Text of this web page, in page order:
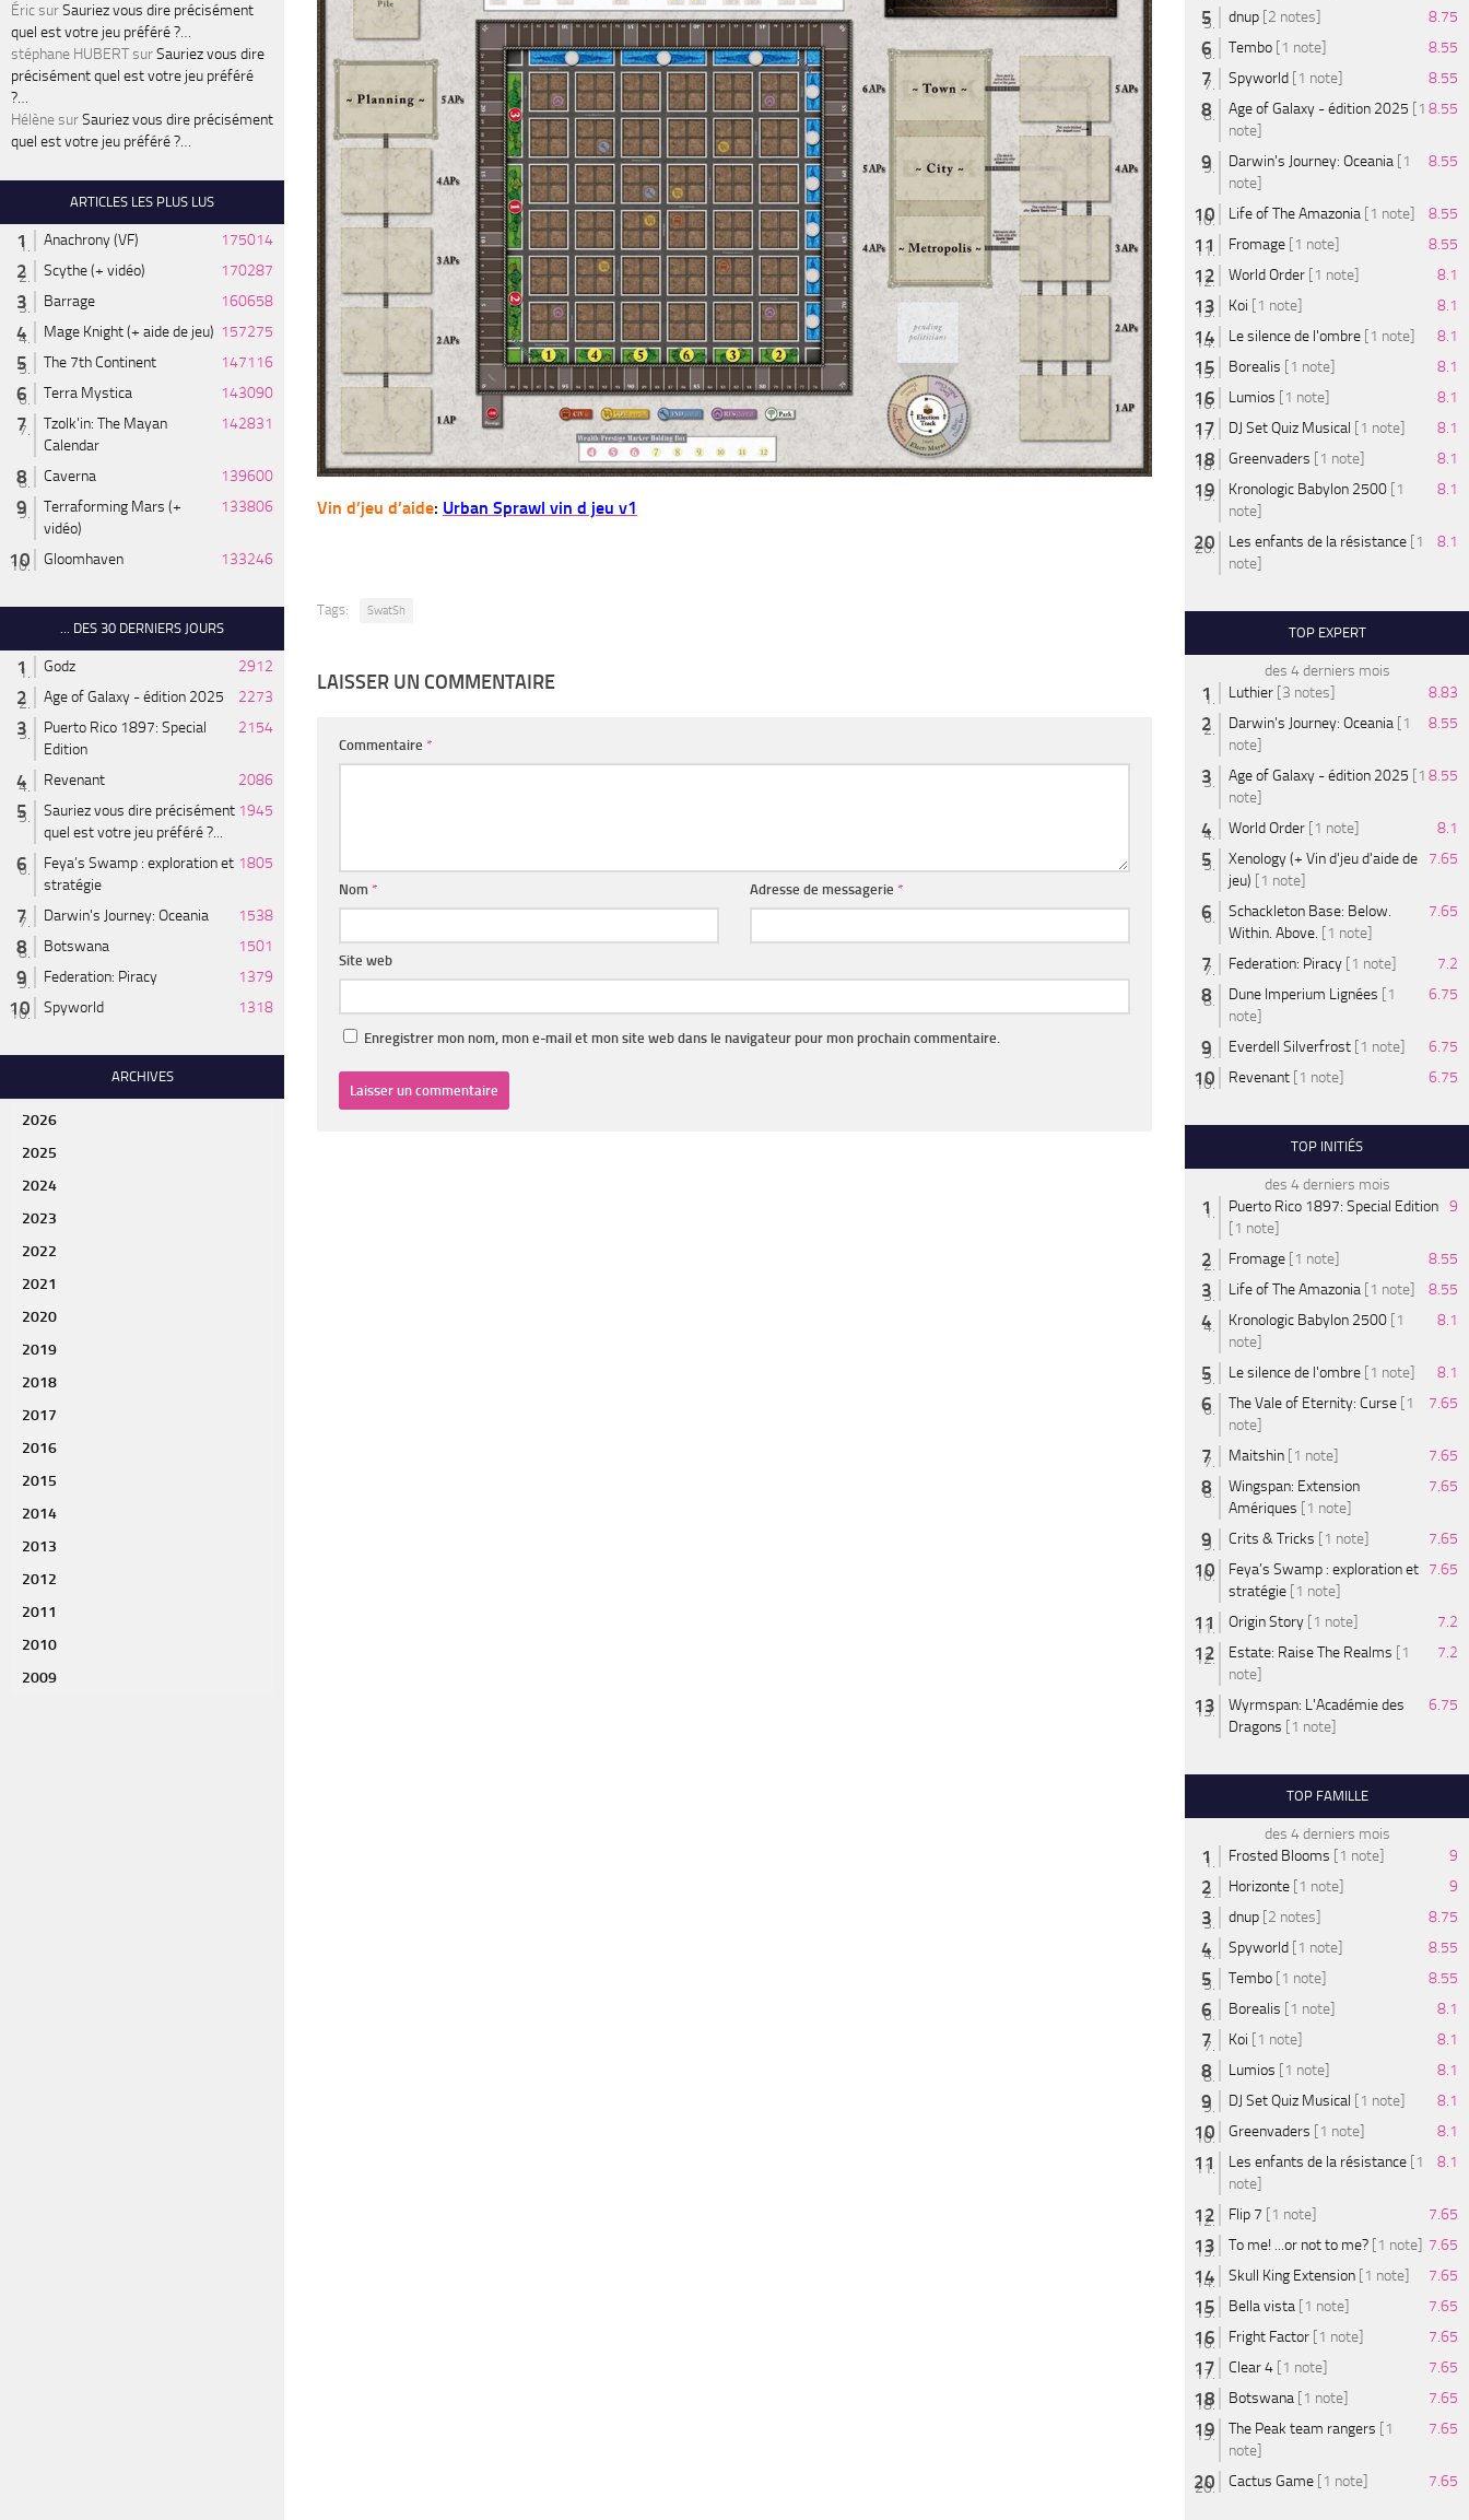
Vin d’jeu d’aide: Urban Sprawl vin d jeu v1
Tags: SwatSh
LAISSER UN COMMENTAIRE
Commentaire *
Nom * Adresse de messagerie*
Site web
Enregistrer mon nom, mon e-mail et mon site web dans le navigateur pour mon prochain commentaire.
ÉricsurSauriez vous dire précisément
quel est votre jeu préféré ?…
stéphane HUBERTsurSauriez vous dire
précisément quel est votre jeu préféré
?…
HélènesurSauriez vous dire précisément
quel est votre jeu préféré ?…
ARTICLES LES PLUS LUS
Anachrony (VF)
175014
Scythe (+ vidéo)
170287
Barrage
160658
Mage Knight (+ aide de jeu) 157275
The 7th Continent
147116
Terra Mystica
143090
Tzolk'in: The Mayan
Calendar
142831
Caverna
139600
Terraforming Mars (+
vidéo)
133806
Gloomhaven 133246
... DES 30 DERNIERS JOURS
Godz
2912
Age of Galaxy - édition 2025
2273
Puerto Rico 1897: Special
Edition
2154
Revenant
2086
Sauriez vous dire précisément
quel est votre jeu préféré ?...
1945
Feya’s Swamp : exploration et
stratégie
1805
Darwin's Journey: Oceania
1538
Botswana
1501
Federation: Piracy
1379
Spyworld
1318
ARCHIVES
2026
2025
2024
2023
2022
2021
2020
2019
2018
2017
2016
2015
2014
2013
2012
2011
2010
2009
dnup [2 notes]
8.75
Tembo [1 note]
8.55
Spyworld [1 note]
8.55
Age of Galaxy - édition 2025 [1
note]
8.55
Darwin's Journey: Oceania [1
note]
8.55
Life of The Amazonia [1 note]
8.55
Fromage [1 note]
8.55
World Order [1 note]
8.1
Koi [1 note]
8.1
Le silence de l'ombre [1 note]
8.1
Borealis [1 note]
8.1
Lumios [1 note]
8.1
DJ Set Quiz Musical [1 note]
8.1
Greenvaders [1 note]
8.1
Kronologic Babylon 2500 [1
note]
8.1
Les enfants de la résistance [1
note]
8.1
TOP EXPERT
des 4 derniers mois
Luthier [3 notes]
8.83
Darwin's Journey: Oceania [1
note]
8.55
Age of Galaxy - édition 2025 [1
note]
8.55
World Order [1 note]
8.1
Xenology (+ Vin d'jeu d'aide de
jeu) [1 note]
7.65
Schackleton Base: Below.
Within. Above. [1 note]
7.65
Federation: Piracy [1 note]
7.2
Dune Imperium Lignées [1
note]
6.75
Everdell Silverfrost [1 note]
6.75
Revenant [1 note] 6.75
TOP INITIÉS
des 4 derniers mois
Puerto Rico 1897: Special Edition
[1 note]
9
Fromage [1 note]
8.55
Life of The Amazonia [1 note]
8.55
Kronologic Babylon 2500 [1
note]
8.1
Le silence de l'ombre [1 note]
8.1
The Vale of Eternity: Curse [1
note]
7.65
Maitshin [1 note]
7.65
Wingspan: Extension
Amériques [1 note]
7.65
Crits & Tricks [1 note]
7.65
Feya’s Swamp : exploration et
stratégie [1 note]
7.65
Origin Story [1 note]
7.2
Estate: Raise The Realms [1
note]
7.2
Wyrmspan: L'Académie des
Dragons [1 note]
6.75
TOP FAMILLE
des 4 derniers mois
Frosted Blooms [1 note]
9
Horizonte [1 note]
9
dnup [2 notes]
8.75
Spyworld [1 note]
8.55
Tembo [1 note]
8.55
Borealis [1 note]
8.1
Koi [1 note]
8.1
Lumios [1 note]
8.1
DJ Set Quiz Musical [1 note]
8.1
Greenvaders [1 note]
8.1
Les enfants de la résistance [1
note]
8.1
Flip 7 [1 note]
7.65
To me! ...or not to me? [1 note]
7.65
Skull King Extension [1 note]
7.65
Bella vista [1 note]
7.65
Fright Factor [1 note]
7.65
Clear 4 [1 note]
7.65
Botswana [1 note]
7.65
The Peak team rangers [1
note]
7.65
Cactus Game [1 note] 7.65